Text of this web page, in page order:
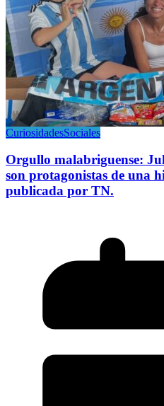
CuriosidadesSociales
Orgullo malabriguense:
son protagonistas de una
publicada por TN.